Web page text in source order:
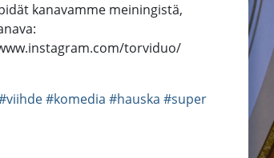
kanavamme meiningistä,
torviduo/
#komedia #hauska #super